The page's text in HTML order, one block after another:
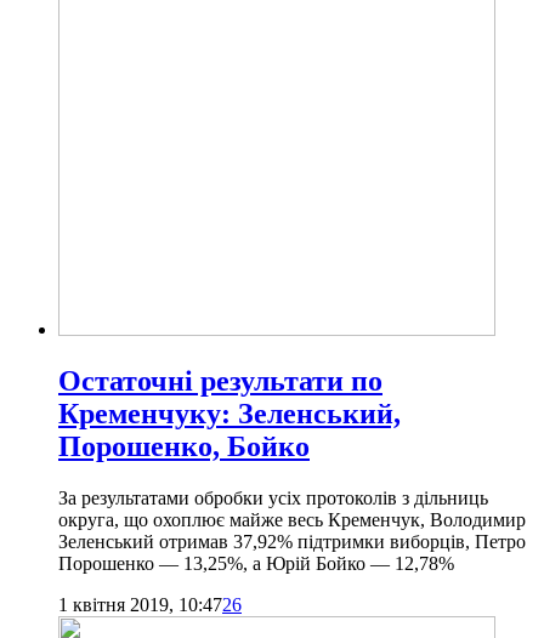
Остаточні результати по
Кременчуку: Зеленський,
Порошенко, Бойко
За результатами обробки усіх протоколів з дільниць
округа, що охоплює майже весь Кременчук, Володимир
Зеленський отримав 37,92% підтримки виборців, Петро
Порошенко — 13,25%, а Юрій Бойко — 12,78%
1 квітня 2019, 10:4726